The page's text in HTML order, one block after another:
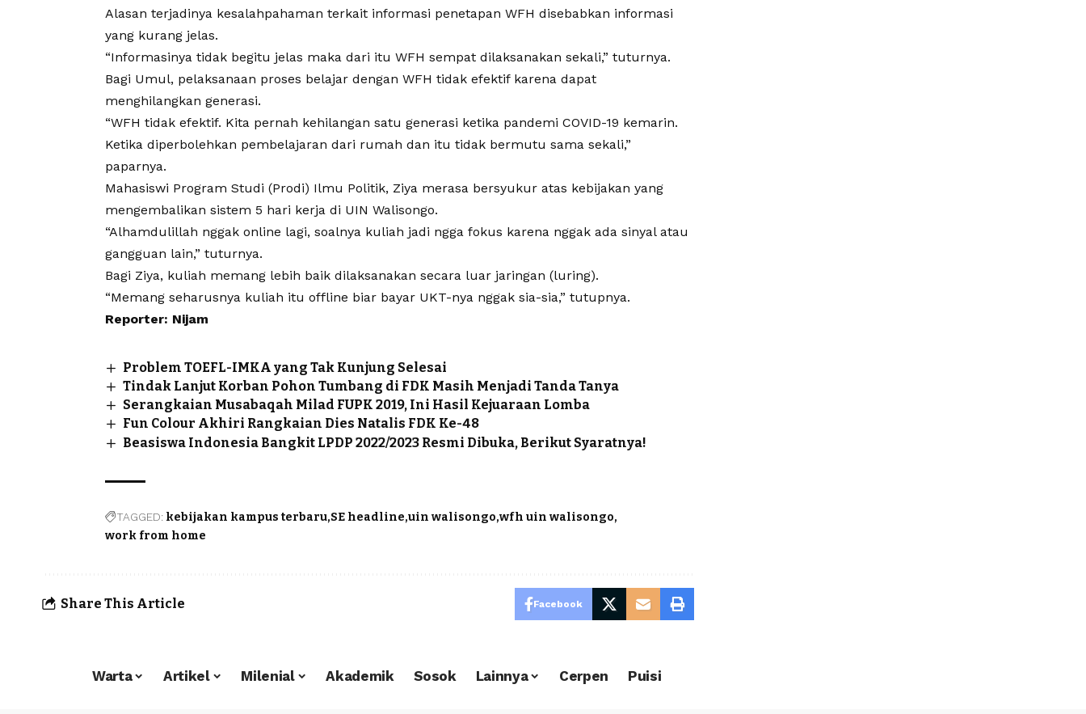
Alasan terjadinya kesalahpahaman terkait informasi penetapan WFH disebabkan informasi
yang kurang jelas.
“Informasinya tidak begitu jelas maka dari itu WFH sempat dilaksanakan sekali,” tuturnya.
Bagi Umul, pelaksanaan proses belajar dengan WFH tidak efektif karena dapat
menghilangkan generasi.
“WFH tidak efektif. Kita pernah kehilangan satu generasi ketika pandemi COVID-19 kemarin.
Ketika diperbolehkan pembelajaran dari rumah dan itu tidak bermutu sama sekali,”
paparnya.
Mahasiswi Program Studi (Prodi) Ilmu Politik, Ziya merasa bersyukur atas kebijakan yang
mengembalikan sistem 5 hari kerja di UIN Walisongo.
“Alhamdulillah nggak online lagi, soalnya kuliah jadi ngga fokus karena nggak ada sinyal atau
gangguan lain,” tuturnya.
Bagi Ziya, kuliah memang lebih baik dilaksanakan secara luar jaringan (luring).
“Memang seharusnya kuliah itu offline biar bayar UKT-nya nggak sia-sia,” tutupnya.
Reporter: Nijam
Problem TOEFL-IMKA yang Tak Kunjung Selesai
Tindak Lanjut Korban Pohon Tumbang di FDK Masih Menjadi Tanda Tanya
Serangkaian Musabaqah Milad FUPK 2019, Ini Hasil Kejuaraan Lomba
Fun Colour Akhiri Rangkaian Dies Natalis FDK Ke-48
Beasiswa Indonesia Bangkit LPDP 2022/2023 Resmi Dibuka, Berikut Syaratnya!
TAGGED: kebijakan kampus terbaru SE headline uin walisongo wfh uin walisongo
work from home
Share This Article Facebook
Warta Artikel Milenial Akademik Sosok Lainnya Cerpen Puisi